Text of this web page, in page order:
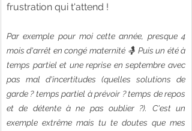
frustration qui t'attend !
Par exemple pour moi cette année, presque 4
mois d'arrêt en congé maternité 🤱 Puis un été à
temps partiel et une reprise en septembre avec
pas mal d'incertitudes (quelles solutions de
garde ? temps partiel à prévoir ? temps de repos
et de détente à ne pas oublier ?). C'est un
exemple extrême mais tu te doutes que mes